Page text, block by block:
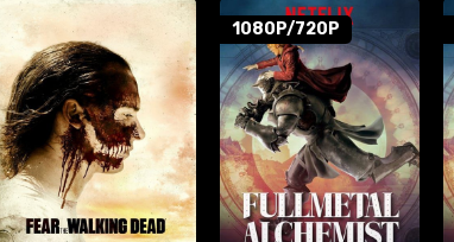
1080P/720P